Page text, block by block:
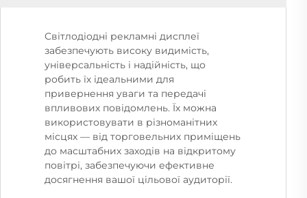
Світлодіодні рекламні дисплеї
забезпечують високу видимість,
універсальність і надійність, що
робить їх ідеальними для
привернення уваги та передачі
впливових повідомлень. Їх можна
використовувати в різноманітних
місцях — від торговельних приміщень
до масштабних заходів на відкритому
повітрі, забезпечуючи ефективне
досягнення вашої цільової аудиторії.